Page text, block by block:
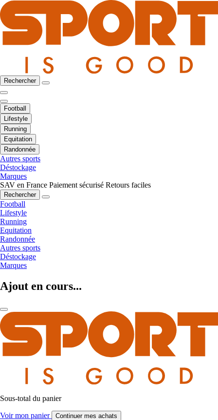
Rechercher
Football
Lifestyle
Running
Equitation
Randonnée
Autres sports
Déstockage
Marques
SAV en France Paiement sécurisé Retours faciles
Rechercher
Football
Lifestyle
Running
Equitation
Randonnée
Autres sports
Déstockage
Marques
Ajout en cours...
Sous-total du panier
Voir mon panier Continuer mes achats